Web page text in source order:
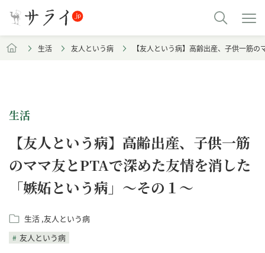
生活 友人という病 【友人という病】高齢出産、子供一筋
生活
【友人という病】高齢出産、子供一筋
のママ友とPTAで深めた友情を消した
「嫉妬という病」～その１～
生活 友人という病
友人という病